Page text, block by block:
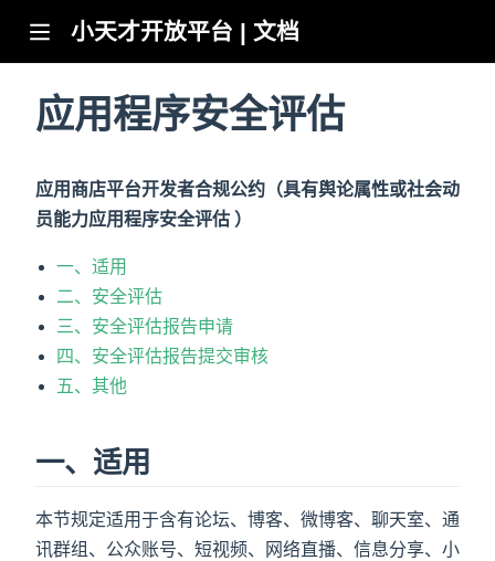
小天才开放平台 | 文档
应用程序安全评估
应用商店平台开发者合规公约（具有舆论属性或社会动
员能力应用程序安全评估 ）
一、适用
二、安全评估
三、安全评估报告申请
四、安全评估报告提交审核
五、其他
一、适用
本节规定适用于含有论坛、博客、微博客、聊天室、通
讯群组、公众账号、短视频、网络直播、信息分享、小